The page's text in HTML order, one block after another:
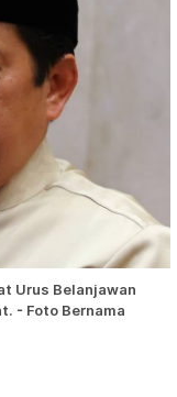
Urus Belanjawan
- Foto Bernama